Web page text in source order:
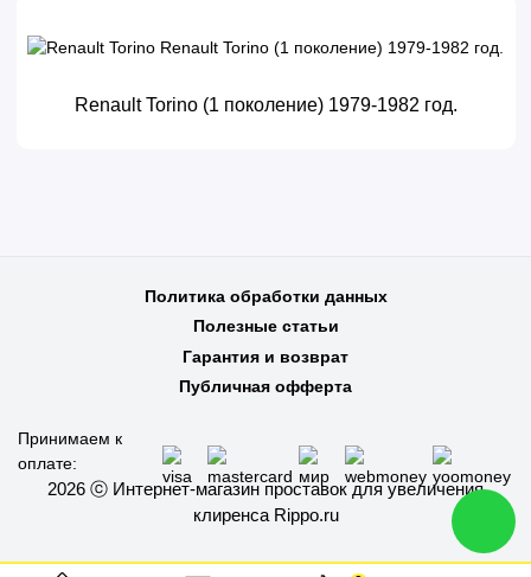
Renault Torino (1 поколение) 1979-1982 год.
Политика обработки данных
Полезные статьи
Гарантия и возврат
Публичная офферта
Принимаем к
оплате:
2026 ⓒ Интернет-магазин проставок для увеличения
клиренса Rippo.ru